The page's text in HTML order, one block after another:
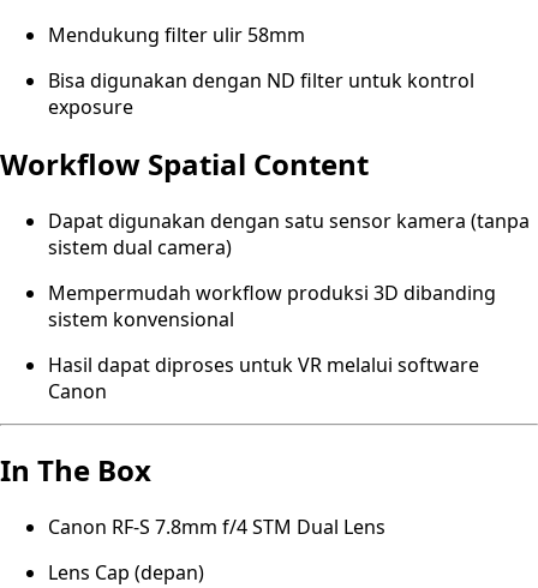
Mendukung filter ulir 58mm
Bisa digunakan dengan ND filter untuk kontrol
exposure
Workflow Spatial Content
Dapat digunakan dengan satu sensor kamera (tanpa
sistem dual camera)
Mempermudah workflow produksi 3D dibanding
sistem konvensional
Hasil dapat diproses untuk VR melalui software
Canon
In The Box
Canon RF-S 7.8mm f/4 STM Dual Lens
Lens Cap (depan)